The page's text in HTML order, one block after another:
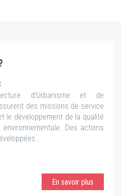
d’Urbanisme et de
des missions de service
le développement de la qualité
Des actions
En savoir plus